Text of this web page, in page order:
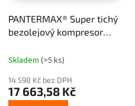
PANTERMAX® Super tichý
bezolejový kompresor
Skladem (>5 ks)
14 598 Kč bez DPH
17 663,58 Kč